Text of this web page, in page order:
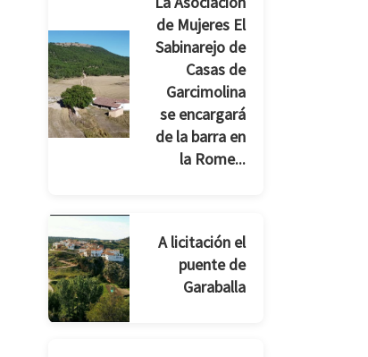
de Mujeres El
Sabinarejo de
Casas de
Garcimolina
se encargará
de la barra en
la Rome...
A licitación el
puente de
Garaballa